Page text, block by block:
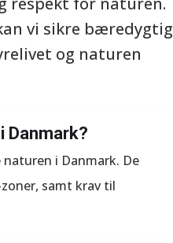
vi sikre bæredygtig
og naturen
Danmark?
i Danmark. De
samt krav til